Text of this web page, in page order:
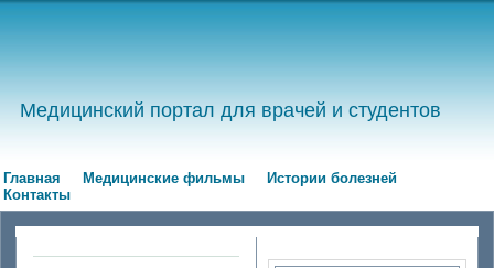
Медицинский портал для врачей и студентов
Главная Медицинские фильмы
Истории болезней
Контакты